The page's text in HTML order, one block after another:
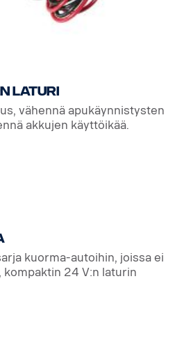
laturi
vähennä apukäynnistysten
akkujen käyttöikää.
kuorma-autoihin, joissa ei
24 V:n laturin